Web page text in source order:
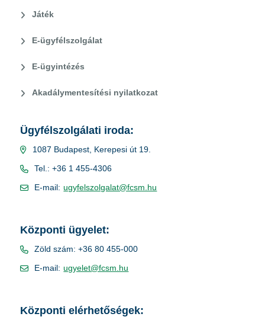
Játék
E-ügyfélszolgálat
E-ügyintézés
Akadálymentesítési nyilatkozat
Ügyfélszolgálati iroda:
1087 Budapest, Kerepesi út 19.
Tel.: +36 1 455-4306
E-mail: ugyfelszolgalat@fcsm.hu
Központi ügyelet:
Zöld szám: +36 80 455-000
E-mail: ugyelet@fcsm.hu
Központi elérhetőségek: